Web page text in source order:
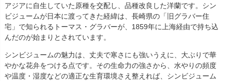
アジアに自生していた原種を交配し、品種改良した洋蘭です。シン
ビジュームが日本に渡ってきた経緯は、長崎県の「旧グラバー住
宅」で知られるトーマス・グラバーが、1859年に上海経由で持ち込
んだのが始まりとされています。
シンビジュームの魅力は、丈夫で寒さにも強いうえに、大ぶりで華
やかな花弁をつける点です。その生命力の強さから、水やりの頻度
や温度・湿度などの適正な生育環境さえ整えれば、シンビジューム